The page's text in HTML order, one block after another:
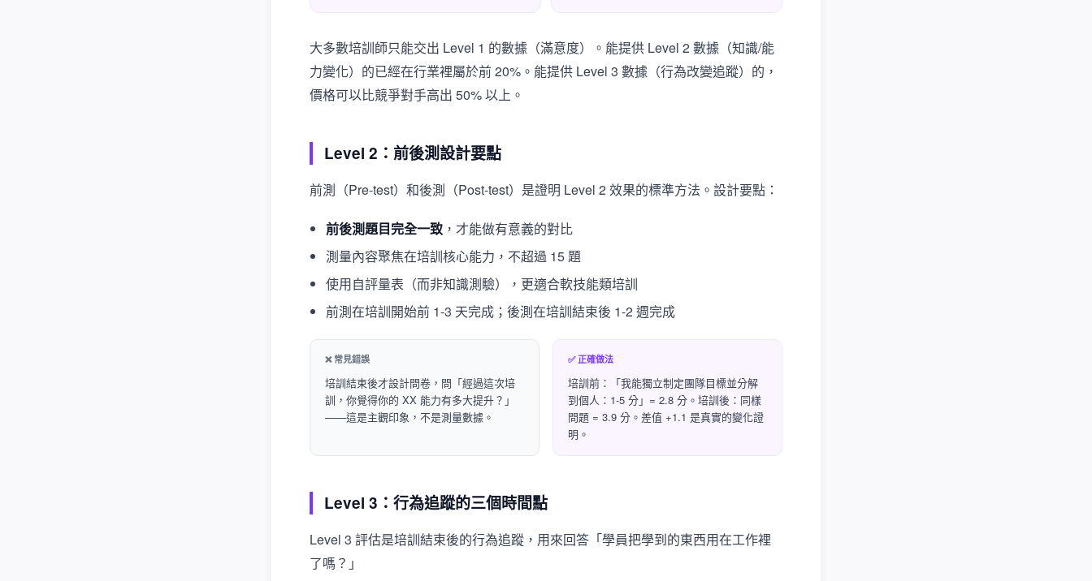
大多數培訓師只能交出 Level 1 的數據（滿意度）。能提供 Level 2 數據（知識/能
力變化）的已經在行業裡屬於前 20%。能提供 Level 3 數據（行為改變追蹤）的，
價格可以比競爭對手高出 50% 以上。
Level 2：前後測設計要點
前測（Pre-test）和後測（Post-test）是證明 Level 2 效果的標準方法。設計要點：
前後測題目完全一致 ，才能做有意義的對比
測量內容聚焦在培訓核心能力，不超過 15 題
使用自評量表（而非知識測驗），更適合軟技能類培訓
前測在培訓開始前 1-3 天完成；後測在培訓結束後 1-2 週完成
❌ 常見錯誤
培訓結束後才設計問卷，問「經過這次培
訓，你覺得你的 XX 能力有多大提升？」
——這是主觀印象，不是測量數據。
✅ 正確做法
培訓前：「我能獨立制定團隊目標並分解
到個人：1-5 分」= 2.8 分。培訓後：同樣
問題 = 3.9 分。差值 +1.1 是真實的變化證
明。
Level 3：行為追蹤的三個時間點
Level 3 評估是培訓結束後的行為追蹤，用來回答「學員把學到的東西用在工作裡
了嗎？」